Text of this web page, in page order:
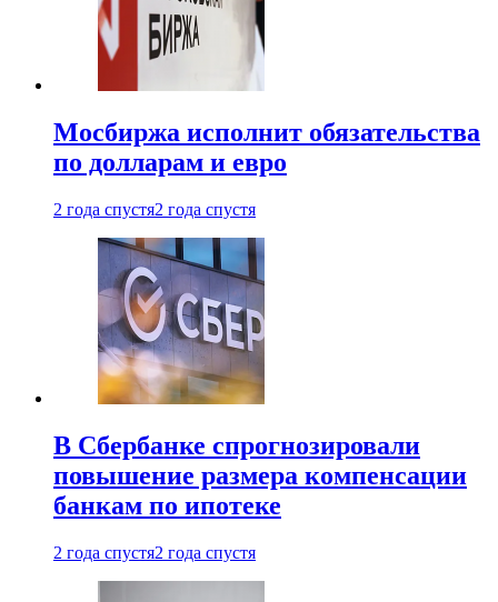
Мосбиржа исполнит обязательства
по долларам и евро
2 года спустя2 года спустя
В Сбербанке спрогнозировали
повышение размера компенсации
банкам по ипотеке
2 года спустя2 года спустя